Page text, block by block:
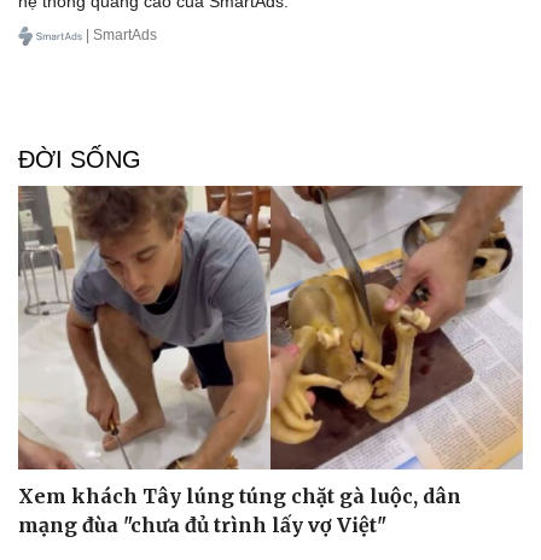
| SmartAds
ĐỜI SỐNG
Xem khách Tây lúng túng chặt gà luộc, dân
mạng đùa "chưa đủ trình lấy vợ Việt"